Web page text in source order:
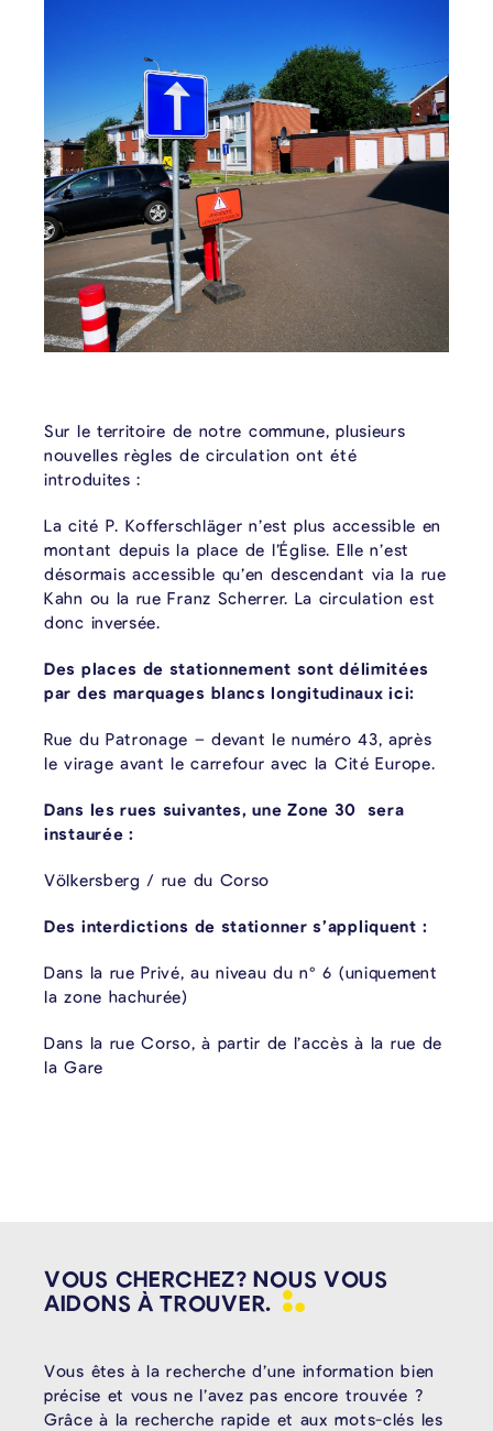
Sur le territoire de notre commune, plusieurs
nouvelles règles de circulation ont été
introduites :
La cité P. Kofferschläger n’est plus accessible en
montant depuis la place de l’Église. Elle n’est
désormais accessible qu’en descendant via la rue
Kahn ou la rue Franz Scherrer. La circulation est
donc inversée.
Des places de stationnement sont délimitées
par des marquages blancs longitudinaux ici:
Rue du Patronage – devant le numéro 43, après
le virage avant le carrefour avec la Cité Europe.
Dans les rues suivantes, une Zone 30 sera
instaurée :
Völkersberg / rue du Corso
Des interdictions de stationner s’appliquent :
Dans la rue Privé, au niveau du n° 6 (uniquement
la zone hachurée)
Dans la rue Corso, à partir de l’accès à la rue de
la Gare
VOUS CHERCHEZ? NOUS VOUS
AIDONS ÀTROUVER.
Vous êtes à la recherche d’une information bien
précise et vous ne l’avez pas encore trouvée ?
Grâce à la recherche rapide et aux mots-clés les